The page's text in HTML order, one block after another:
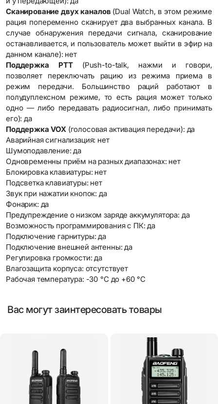
Сканирование двух каналов (Dual Watch, в этом режиме
рация попеременно сканирует два выбранных канала. В
случае обнаружения передачи сигнала, сканирование
останавливается, и пользователь может выйти в эфир на
данном канале): нет
Поддержка PTT(Push-to-talk, нажми и говори,
позволяет переключать рацию из режима приема в
режим передачи. Большинство раций работают в
полудуплексном режиме, то есть рация может только
одно — либо передавать радиосигнал, либо принимать
его): да
Поддержка VOX(голосовая активация передачи): да
Аварийная сигнализация: нет
Шумоподавление: да
Одновременны приём на разных диапазонах: нет
Блокировка клавиатуры: нет
Подсветка клавиатуры: нет
Звук при нажатии кнопок: да
Фонарик: да
Предупреждение о низком заряде аккумулятора: да
Возможность программирования с ПК: да
Подключение гарнитуры: да
Подключение внешней антенны: да
Регулировка громкости: да
Влагозащита корпуса: отсутствует
Рабочая температура: -30 °C до +60 °C
Вас могут заинтересовать товары